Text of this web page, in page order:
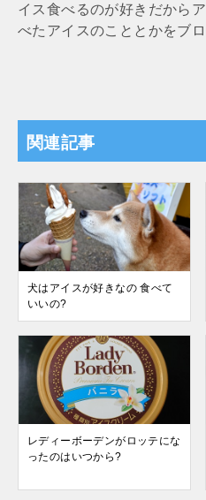
イス食べるのが好きだから
べたアイスのこととかをブ
関連記事
犬はアイスが好きなの 食べて
いいの?
レディーボーデンがロッテにな
ったのはいつから?